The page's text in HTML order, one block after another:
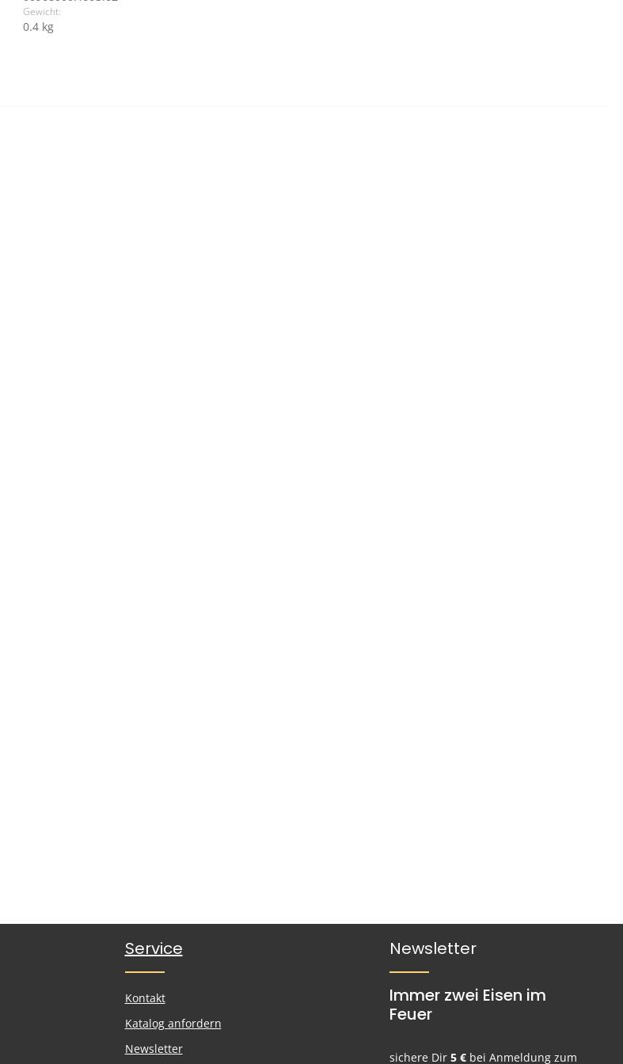
Gewicht:
0.4 kg
Service
Kontakt
Katalog anfordern
Newsletter
Newsletter
Immer zwei Eisen im
Feuer
sichere Dir5 € bei Anmeldung zum